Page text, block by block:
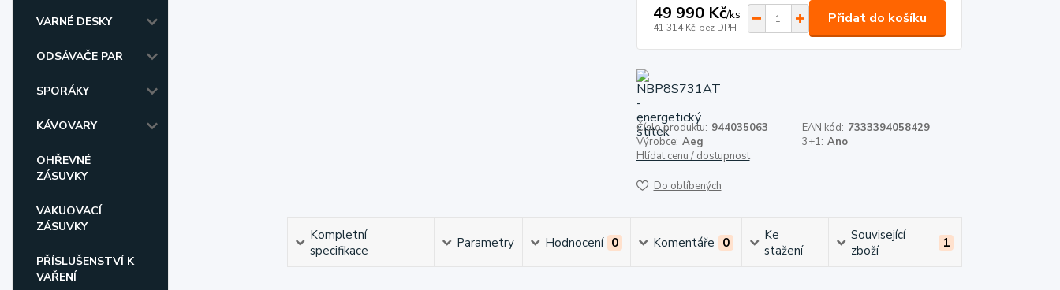
VARNÉ DESKY
ODSÁVAČE PAR
SPORÁKY
KÁVOVARY
OHŘEVNÉ
ZÁSUVKY
VAKUOVACÍ
ZÁSUVKY
PŘÍSLUŠENSTVÍ K
VAŘENÍ
49 990 Kč/ks
41 314 Kč bez DPH
Přidat do košíku
Číslo produktu: 944035063 EAN kód: 7333394058429
Výrobce: Aeg 3+1: Ano
Hlídat cenu / dostupnost
Do oblíbených
Kompletní
specifikace
Parametry Hodnocení 0 Komentáře 0
Ke
stažení
Související
zboží
1